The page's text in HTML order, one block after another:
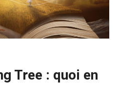
Tree : quoi en